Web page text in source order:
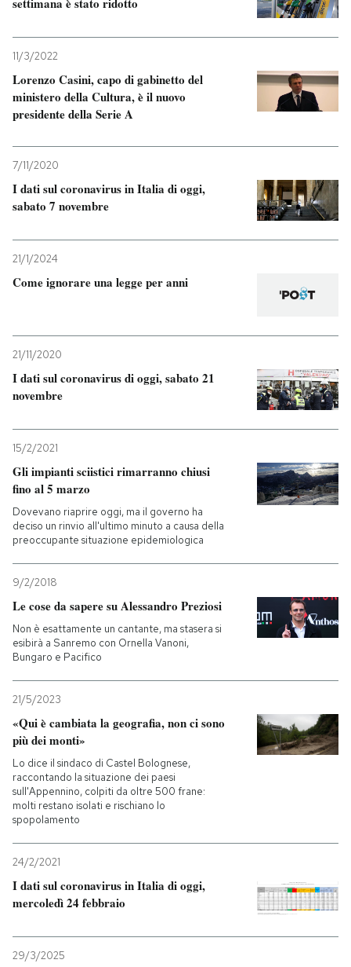
11/3/2022
Lorenzo Casini, capo di gabinetto del
ministero della Cultura, è il nuovo
presidente della Serie A
7/11/2020
I dati sul coronavirus in Italia di oggi,
sabato 7 novembre
21/1/2024
Come ignorare una legge per anni
21/11/2020
I dati sul coronavirus di oggi, sabato 21
novembre
15/2/2021
Gli impianti sciistici rimarranno chiusi
fino al 5 marzo
Dovevano riaprire oggi, ma il governo ha
deciso un rinvio all'ultimo minuto a causa della
preoccupante situazione epidemiologica
9/2/2018
Le cose da sapere su Alessandro Preziosi
Non è esattamente un cantante, ma stasera si
esibirà a Sanremo con Ornella Vanoni,
Bungaro e Pacifico
21/5/2023
«Qui è cambiata la geografia, non ci sono
più dei monti»
Lo dice il sindaco di Castel Bolognese,
raccontando la situazione dei paesi
sull'Appennino, colpiti da oltre 500 frane:
molti restano isolati e rischiano lo
spopolamento
24/2/2021
I dati sul coronavirus in Italia di oggi,
mercoledì 24 febbraio
29/3/2025